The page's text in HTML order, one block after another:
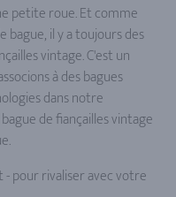
petite roue. Et comme
bague, il y a toujours des
vintage. C'est un
à des bagues
dans notre
de fiançailles vintage
pour rivaliser avec votre